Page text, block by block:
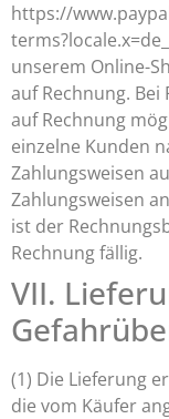
https://
unserem Online-
auf Rechnung.
auf Rechnung
einzelne Kunden
Zahlungsweisen
Zahlungsweisen
ist der
Rechnung fällig.
VII.
(1) Die Lieferung
die vom Käufer